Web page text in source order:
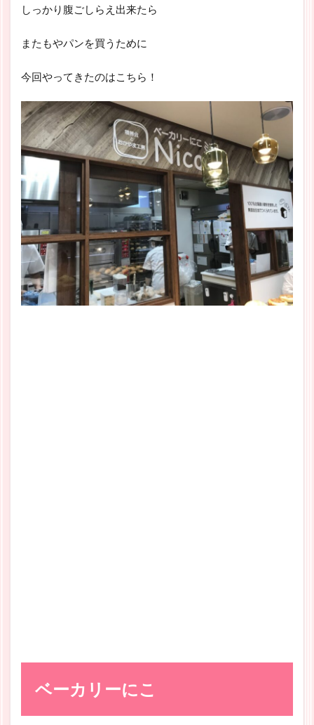
しっかり腹ごしらえ出来たら
またもやパンを買うために
今回やってきたのはこちら！
ベーカリーにこ